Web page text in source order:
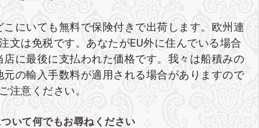
にいても無料で保険付きで出荷します。欧州連
文は免税です。あなたがEU外に住んでいる場合
に最後に支払われた価格です。我々は船積みの
の輸入手数料が適用される場合がありますので
ご注意ください。
いて何でもお尋ねください